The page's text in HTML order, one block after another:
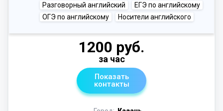
Разговорный английский
ЕГЭ по английскому
ОГЭ по английскому
Носители английского
1200 руб.
за час
Показать
контакты